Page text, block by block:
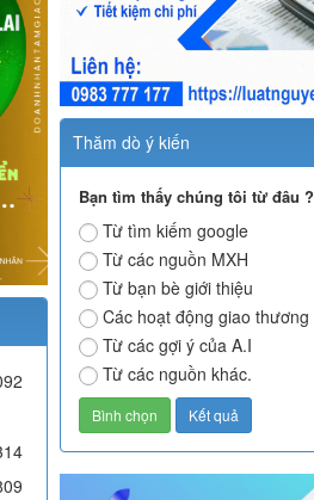
Thăm dò ý kiến
Bạn tìm thấy chúng tôi từ đâu ?
Từ tìm kiếm google
Từ các nguồn MXH
Từ bạn bè giới thiệu
Các hoạt động giao thương
Từ các gợi ý của A.I
Từ các nguồn khác.